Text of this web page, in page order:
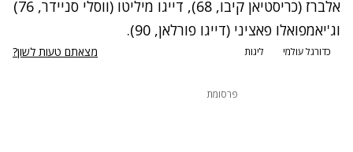
אלברז (כריסטיאן קיבו, 68), דייגו מיליטו (ווסלי סניידר, 76)
וג'יאמפואלו פאציני (דייגו פורלאן, 90).
כדורגל עולמי ליגות מצאתם טעות לשון?
פרסומת